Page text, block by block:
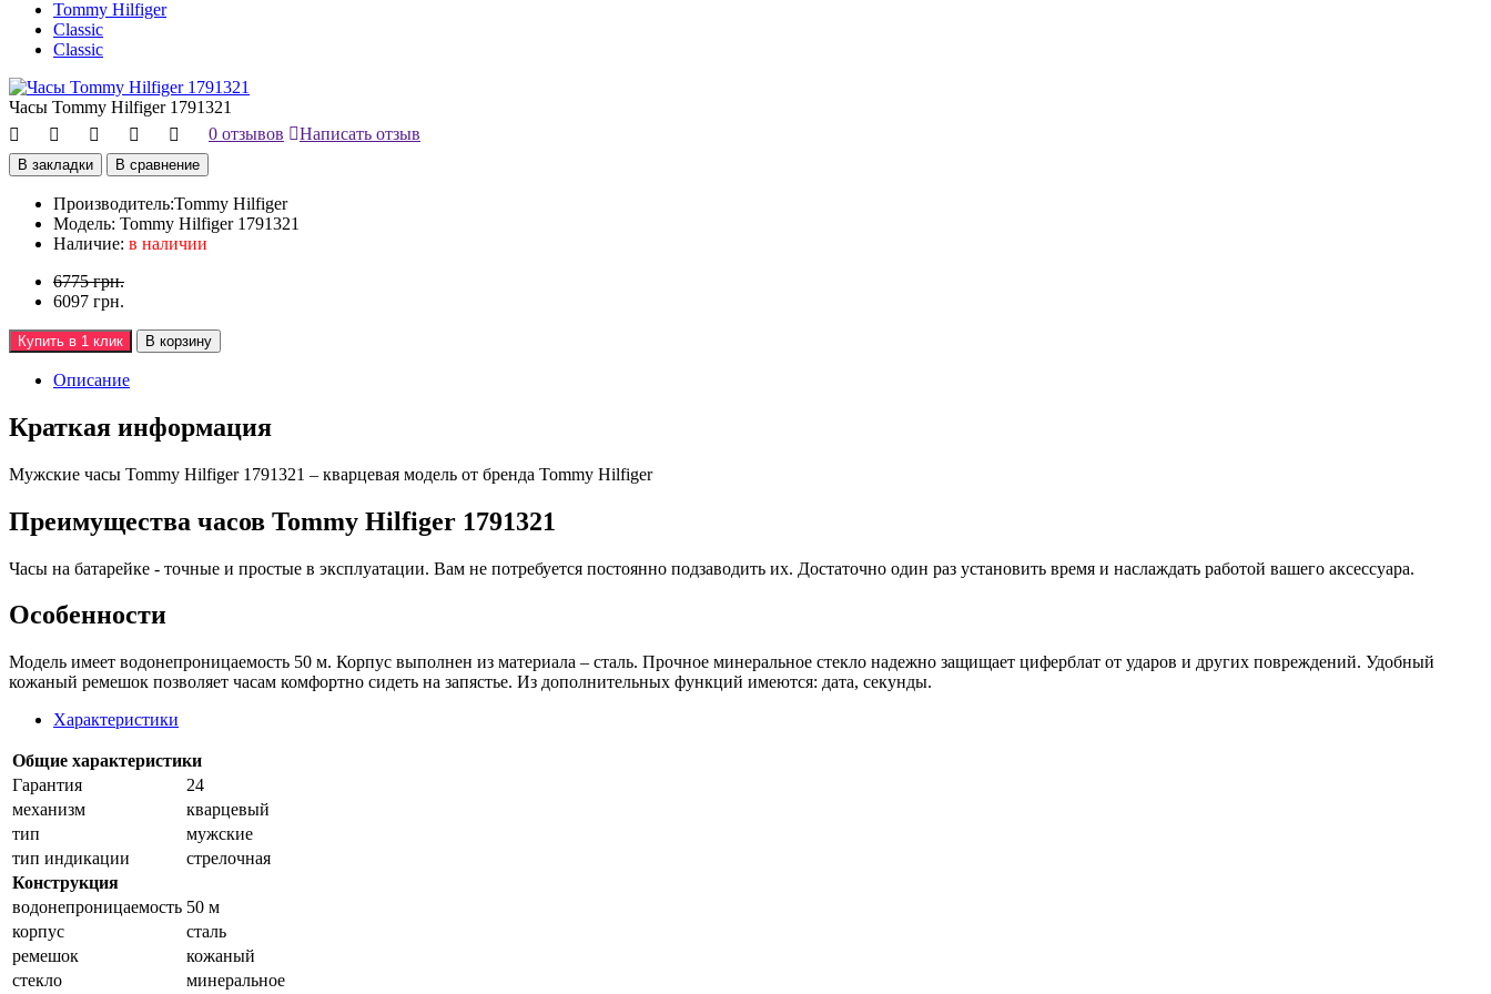
Tommy Hilfiger
Classic
Classic
Часы Tommy Hilfiger 1791321
0 отзывов
Написать отзыв
В закладки В сравнение
Производитель:Tommy Hilfiger
Модель: Tommy Hilfiger 1791321
Наличие: в наличии
6775 грн.
6097 грн.
Купить в 1 клик В корзину
Описание
Краткая информация
Мужские часы Tommy Hilfiger 1791321 – кварцевая модель от бренда Tommy Hilfiger
Преимущества часов Tommy Hilfiger 1791321
Часы на батарейке - точные и простые в эксплуатации. Вам не потребуется постоянно подзаводить их. Достаточно один раз установить время и наслаждать работой вашего аксессуара.
Особенности
Модель имеет водонепроницаемость 50 м. Корпус выполнен из материала – сталь. Прочное минеральное стекло надежно защищает циферблат от ударов и других повреждений. Удобный
кожаный ремешок позволяет часам комфортно сидеть на запястье. Из дополнительных функций имеются: дата, секунды.
Характеристики
Общие характеристики
Гарантия
24
механизм
кварцевый
тип
мужские
тип индикации
стрелочная
Конструкция
водонепроницаемость 50 м
корпус
сталь
ремешок
кожаный
стекло
минеральное